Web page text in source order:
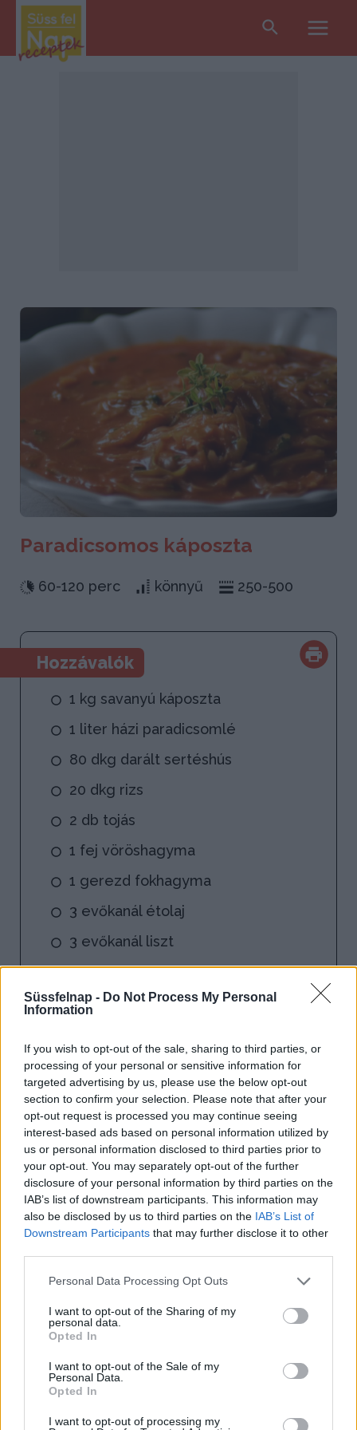
Süssfelnap - Do Not Process My Personal
Information
If you wish to opt-out of the sale, sharing to third parties, or
processing of your personal or sensitive information for
targeted advertising by us, please use the below opt-out
section to confirm your selection. Please note that after your
opt-out request is processed you may continue seeing
interest-based ads based on personal information utilized by
us or personal information disclosed to third parties prior to
your opt-out. You may separately opt-out of the further
disclosure of your personal information by third parties on the
IAB’s list of downstream participants. This information may
also be disclosed by us to third parties on the IAB’s List of
Downstream Participants that may further disclose it to other
Personal Data Processing Opt Outs
I want to opt-out of the Sharing of my
personal data.
Opted In
I want to opt-out of the Sale of my
Personal Data.
Opted In
I want to opt-out of processing my
Search
Paradicsomos káposzta
60-120 perc könnyű 250-500
Hozzávalók
1 kg savanyú káposzta
1 liter házi paradicsomlé
80 dkg darált sertéshús
20 dkg rizs
2 db tojás
1 fej vöröshagyma
1 gerezd fokhagyma
3 evőkanál étolaj
3 evőkanál liszt
1 kávéskanál pirospaprika
őrölt bors
fűszerkömény
1.
A darált húst a félpuhára főzött